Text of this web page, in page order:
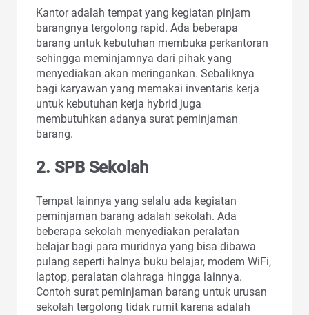
Kantor adalah tempat yang kegiatan pinjam
barangnya tergolong rapid. Ada beberapa
barang untuk kebutuhan membuka perkantoran
sehingga meminjamnya dari pihak yang
menyediakan akan meringankan. Sebaliknya
bagi karyawan yang memakai inventaris kerja
untuk kebutuhan kerja hybrid juga
membutuhkan adanya surat peminjaman
barang.
2. SPB Sekolah
Tempat lainnya yang selalu ada kegiatan
peminjaman barang adalah sekolah. Ada
beberapa sekolah menyediakan peralatan
belajar bagi para muridnya yang bisa dibawa
pulang seperti halnya buku belajar, modem WiFi,
laptop, peralatan olahraga hingga lainnya.
Contoh surat peminjaman barang untuk urusan
sekolah tergolong tidak rumit karena adalah